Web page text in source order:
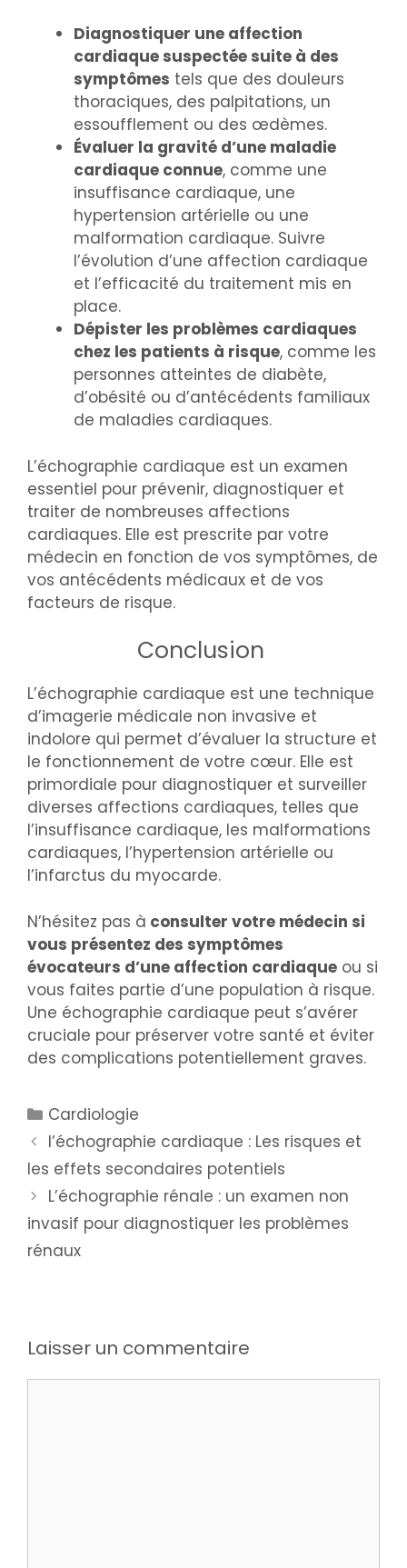
Diagnostiquer une affection
cardiaque suspectée suite à des
symptômes tels que des douleurs
thoraciques, des palpitations, un
essoufflement ou des œdèmes.
Évaluer la gravité d’une maladie
cardiaque connue, comme une
insuffisance cardiaque, une
hypertension artérielle ou une
malformation cardiaque. Suivre
l’évolution d’une affection cardiaque
et l’efficacité du traitement mis en
place.
Dépister les problèmes cardiaques
chez les patients à risque, comme les
personnes atteintes de diabète,
d’obésité ou d’antécédents familiaux
de maladies cardiaques.
L’échographie cardiaque est un examen
essentiel pour prévenir, diagnostiquer et
traiter de nombreuses affections
cardiaques. Elle est prescrite par votre
médecin en fonction de vos symptômes, de
vos antécédents médicaux et de vos
facteurs de risque.
Conclusion
L’échographie cardiaque est une technique
d’imagerie médicale non invasive et
indolore qui permet d’évaluer la structure et
le fonctionnement de votre cœur. Elle est
primordiale pour diagnostiquer et surveiller
diverses affections cardiaques, telles que
l’insuffisance cardiaque, les malformations
cardiaques, l’hypertension artérielle ou
l’infarctus du myocarde.
N’hésitez pas à consulter votre médecin si
vous présentez des symptômes
évocateurs d’une affection cardiaque ou si
vous faites partie d’une population à risque.
Une échographie cardiaque peut s’avérer
cruciale pour préserver votre santé et éviter
des complications potentiellement graves.
Cardiologie
l’échographie cardiaque : Les risques et
les effets secondaires potentiels
L’échographie rénale : un examen non
invasif pour diagnostiquer les problèmes
rénaux
Laisser un commentaire